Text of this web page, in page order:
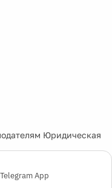
Юридическая
Telegram App